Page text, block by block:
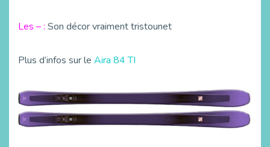
Les – : Son décor vraiment tristounet
Plus d’infos sur le Aira 84 TI